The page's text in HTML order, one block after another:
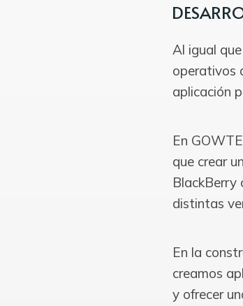
Al igual
operativos
aplicación
En
que crear
BlackBerry
distintas
En la
creamos
y ofrecer